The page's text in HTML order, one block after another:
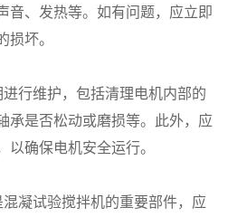
音、发热等。如有问题，应立即
坏。
行维护，包括清理电机内部的
承是否松动或磨损等。此外，应
确保电机安全运行。
凝试验搅拌机的重要部件，应